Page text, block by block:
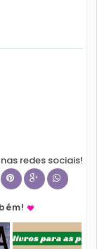
redes sociais!